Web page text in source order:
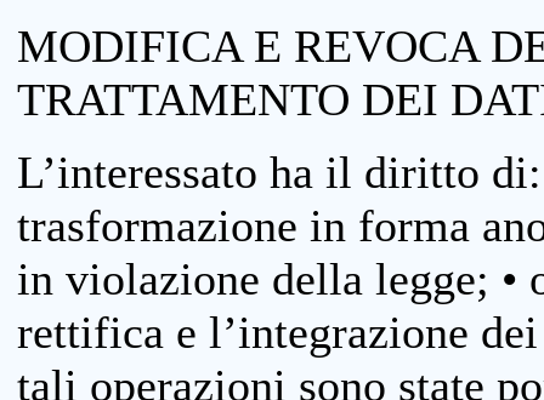
MODIFICA E REVOCA
TRATTAMENTO DEI
L’interessato ha il diritto
trasformazione in forma
in violazione della legge; •
rettifica e l’integrazione
tali operazioni sono state